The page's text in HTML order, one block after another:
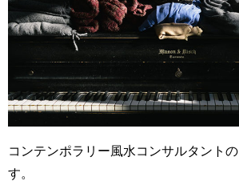
コンテンポラリー風水コンサルタント
す。